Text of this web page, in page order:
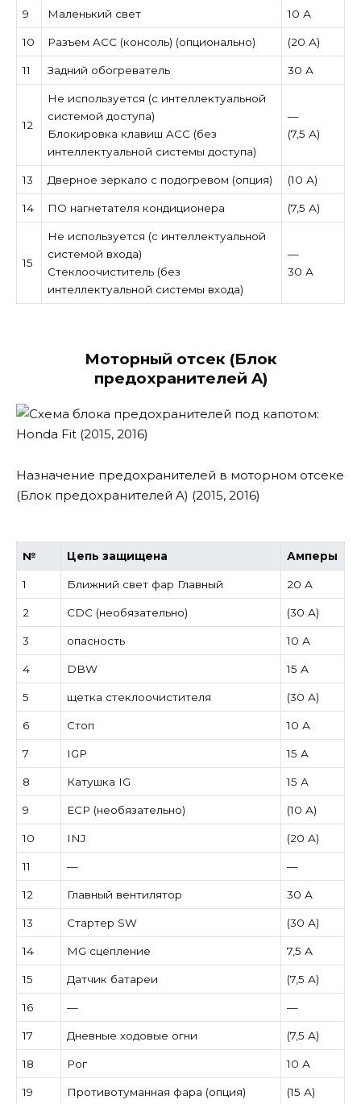
9 Маленький свет 10 А
10 Разъем ACC (консоль) (опционально) (20 А)
11 Задний обогреватель 30 А
12
Не используется (с интеллектуальной
системой доступа)
Блокировка клавиш ACC (без
интеллектуальной системы доступа)
—
(7,5 А)
13 Дверное зеркало с подогревом (опция) (10 А)
14 ПО нагнетателя кондиционера (7,5 А)
15
Не используется (с интеллектуальной
системой входа)
Стеклоочиститель (без
интеллектуальной системы входа)
—
30 А
Моторный отсек (Блок
предохранителей A)
Назначение предохранителей в моторном отсеке
(Блок предохранителей A) (2015, 2016)
№ Цепь защищена Амперы
1 Ближний свет фар Главный 20 А
2 CDC (необязательно) (30 А)
3 опасность 10 А
4 DBW 15 А
5 щетка стеклоочистителя (30 А)
6 Стоп 10 А
7 IGP 15 А
8 Катушка IG 15 А
9 ECP (необязательно) (10 А)
10 INJ (20 А)
11 — —
12 Главный вентилятор 30 А
13 Стартер SW (30 А)
14 MG сцепление 7,5 А
15 Датчик батареи (7,5 А)
16 — —
17 Дневные ходовые огни (7,5 А)
18 Рог 10 А
19 Противотуманная фара (опция) (15 А)